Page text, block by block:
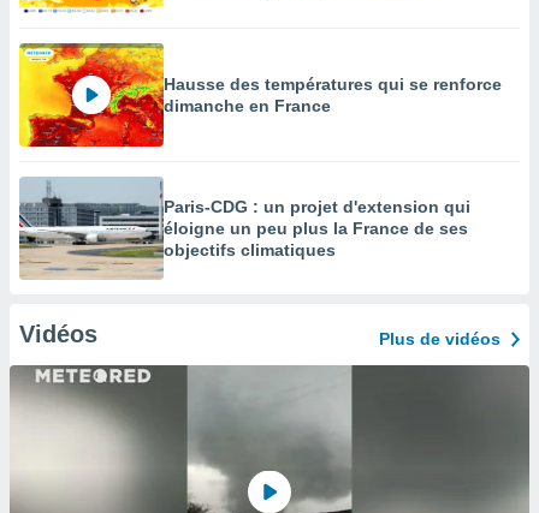
Hausse des températures qui se renforce
dimanche en France
Paris-CDG : un projet d'extension qui
éloigne un peu plus la France de ses
objectifs climatiques
Vidéos Plus de vidéos